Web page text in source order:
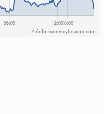
Źródło: currencybeacon.com